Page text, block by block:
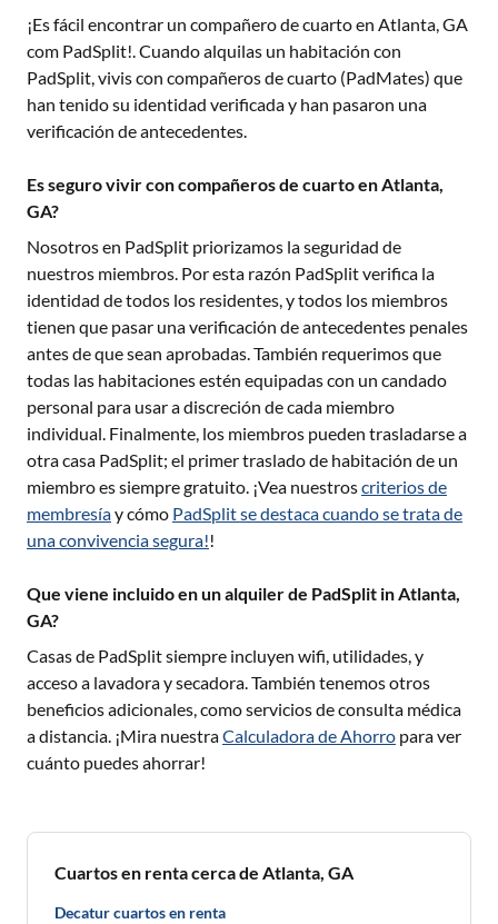
¡Es fácil encontrar un compañero de cuarto en Atlanta, GA
com PadSplit!. Cuando alquilas un habitación con
PadSplit, vivis con compañeros de cuarto (PadMates) que
han tenido su identidad verificada y han pasaron una
verificación de antecedentes.
Es seguro vivir con compañeros de cuarto en Atlanta,
GA?
Nosotros en PadSplit priorizamos la seguridad de
nuestros miembros. Por esta razón PadSplit verifica la
identidad de todos los residentes, y todos los miembros
tienen que pasar una verificación de antecedentes penales
antes de que sean aprobadas. También requerimos que
todas las habitaciones estén equipadas con un candado
personal para usar a discreción de cada miembro
individual. Finalmente, los miembros pueden trasladarse a
otra casa PadSplit; el primer traslado de habitación de un
miembro es siempre gratuito. ¡Vea nuestroscriterios de
membresíay cómo PadSplit se destaca cuando se trata de
una convivencia segura!!
Que viene incluido en un alquiler de PadSplit in Atlanta,
GA?
Casas de PadSplit siempre incluyen wifi, utilidades, y
acceso a lavadora y secadora. También tenemos otros
beneficios adicionales, como servicios de consulta médica
a distancia. ¡Mira nuestraCalculadora de Ahorro para ver
cuánto puedes ahorrar!
Cuartos en renta cerca de Atlanta, GA
Decatur cuartos en renta